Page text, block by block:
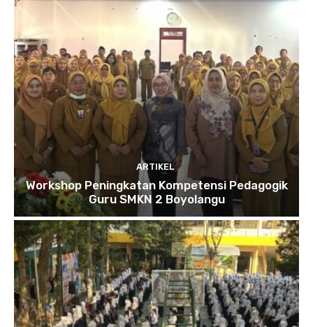
ARTIKEL
Workshop Peningkatan Kompetensi Pedagogik
Guru SMKN 2 Boyolangu